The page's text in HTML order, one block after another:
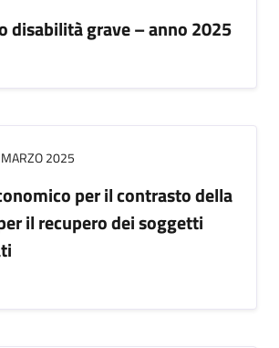
disabilità grave – anno 2025
2025
per il contrasto della
il recupero dei soggetti